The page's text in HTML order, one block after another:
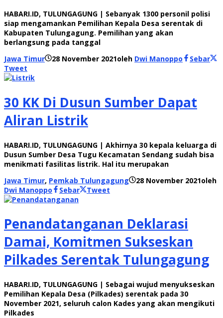
HABARI.ID, TULUNGAGUNG | Sebanyak 1300 personil polisi
siap mengamankan Pemilihan Kepala Desa serentak di
Kabupaten Tulungagung. Pemilihan yang akan
berlangsung pada tanggal
Jawa Timur
28 November 2021oleh Dwi Manoppo
Sebar
Tweet
30 KK Di Dusun Sumber Dapat
Aliran Listrik
HABARI.ID, TULUNGAGUNG | Akhirnya 30 kepala keluarga di
Dusun Sumber Desa Tugu Kecamatan Sendang sudah bisa
menikmati fasilitas listrik. Hal itu merupakan
Jawa Timur, Pemkab Tulungagung 28 November 2021oleh
Dwi Manoppo
Sebar Tweet
Penandatanganan Deklarasi
Damai, Komitmen Sukseskan
Pilkades Serentak Tulungagung
HABARI.ID, TULUNGAGUNG | Sebagai wujud menyukseskan
Pemilihan Kepala Desa (Pilkades) serentak pada 30
November 2021, seluruh calon Kades yang akan mengikuti
Pilkades